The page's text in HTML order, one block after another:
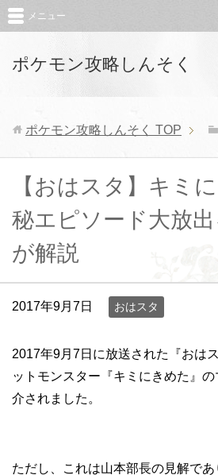
ポケモン攻略しんそく
メニュー
ポケモン攻略しんそく TOP
【おはスタ】キミ
秘エピソード大放
が解説
2017年9月7日 おはスタ
2017年9月7日に放送された『おは
ットモンスター『キミにきめた』
介されました。
ただし、これは山本部長の見解であ